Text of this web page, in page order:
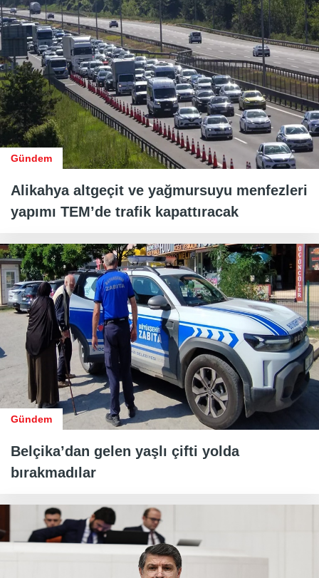
Gündem
Alikahya altgeçit ve yağmursuyu menfezleri
yapımı TEM’de trafik kapattıracak
Gündem
Belçika’dan gelen yaşlı çifti yolda
bırakmadılar